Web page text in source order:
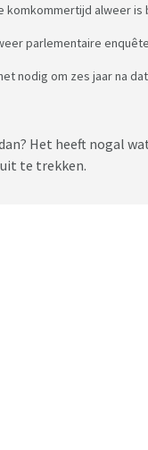
komkommertijd alweer is
parlementaire
nodig om zes jaar na
Het heeft nogal
te trekken.